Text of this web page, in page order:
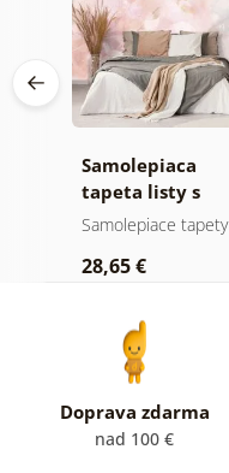
Samolepiaca
tapeta listy s
pastelovým
Samolepiace tapety
28,65 €
Doprava zdarma
nad 100 €